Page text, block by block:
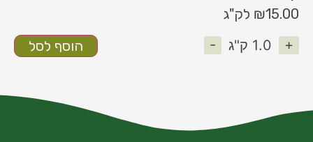
₪15.00
לק"ג
-
1.0 ק"ג + הוסף לסל